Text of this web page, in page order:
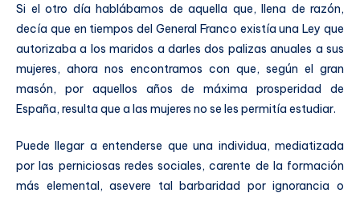
Si el otro día hablábamos de aquella que, llena de razón,
decía que en tiempos del General Franco existía una Ley que
autorizaba a los maridos a darles dos palizas anuales a sus
mujeres, ahora nos encontramos con que, según el gran
masón, por aquellos años de máxima prosperidad de
España, resulta que a las mujeres no se les permitía estudiar.
Puede llegar a entenderse que una individua, mediatizada
por las perniciosas redes sociales, carente de la formación
más elemental, asevere tal barbaridad por ignorancia o